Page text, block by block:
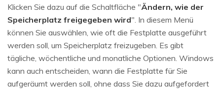
Klicken Sie dazu auf die Schaltfläche "Ändern, wie der
Speicherplatz freigegeben wird". In diesem Menü
können Sie auswählen, wie oft die Festplatte ausgeführt
werden soll, um Speicherplatz freizugeben. Es gibt
tägliche, wöchentliche und monatliche Optionen. Windows
kann auch entscheiden, wann die Festplatte für Sie
aufgeräumt werden soll, ohne dass Sie dazu aufgefordert